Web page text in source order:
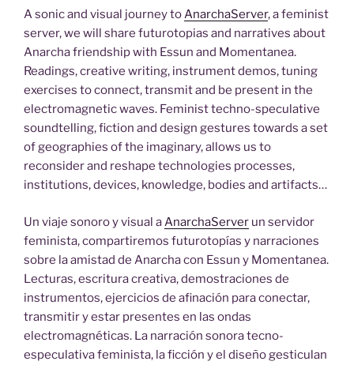
A sonic and visual journey toAnarchaServer, a feminist
server, we will share futurotopias and narratives about
Anarcha friendship with Essun and Momentanea.
Readings, creative writing, instrument demos, tuning
exercises to connect, transmit and be present in the
electromagnetic waves. Feminist techno-speculative
soundtelling, fiction and design gestures towards a set
of geographies of the imaginary, allows us to
reconsider and reshape technologies processes,
institutions, devices, knowledge, bodies and artifacts…
Un viaje sonoro y visual a AnarchaServer un servidor
feminista, compartiremos futurotopías y narraciones
sobre la amistad de Anarcha con Essun y Momentanea.
Lecturas, escritura creativa, demostraciones de
instrumentos, ejercicios de afinación para conectar,
transmitir y estar presentes en las ondas
electromagnéticas. La narración sonora tecno-
especulativa feminista, la ficción y el diseño gesticulan